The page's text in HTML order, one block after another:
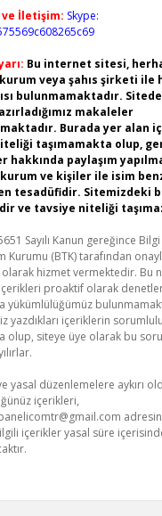
ve İletişim: Skype:
Bu internet sitesi,
veya şahıs şirketi ile
bulunmamaktadır.
makaleler
Burada yer alan
taşımamakta olup,
hakkında paylaşım
ve kişiler ile isim
tesadüfidir. Sitemizdeki
ve tavsiye niteliği
Sayılı Kanun gereğince
Kurumu (BTK) tarafından
olarak hizmet vermektedir. Bu
proaktif olarak
yükümlülüğümüz
yazdıkları içeriklerin
olup, siteye üye olarak bu
yasal düzenlemelere aykırı
içerikleri,
içerikler yasal süre